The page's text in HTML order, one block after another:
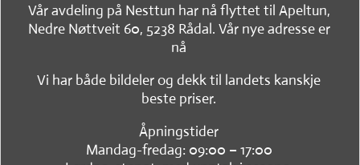
Vår avdeling på Nesttun har nå flyttet til Apeltun,
Nedre Nøttveit 60, 5238 Rådal. Vår nye adresse er
nå
Vi har både bildeler og dekk til landets kanskje
beste priser.
Åpningstider
Mandag-fredag: 09:00 – 17:00